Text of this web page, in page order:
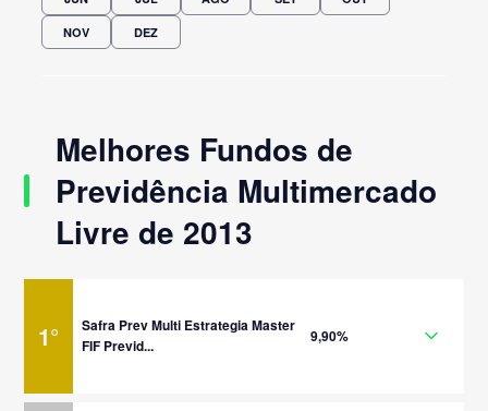
NOV DEZ
Melhores Fundos de
Previdência Multimercado
Livre de 2013
1°
Safra Prev Multi Estrategia Master
FIF Previd...
9,90%